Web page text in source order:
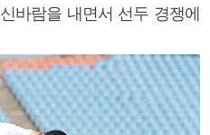
바람을 내면서 선두 경쟁에